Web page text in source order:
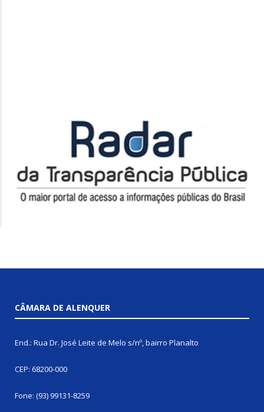
CÂMARA DE ALENQUER
End.: Rua Dr. José Leite de Melo s/nº, bairro Planalto
CEP: 68200-000
Fone: (93) 99131-8259